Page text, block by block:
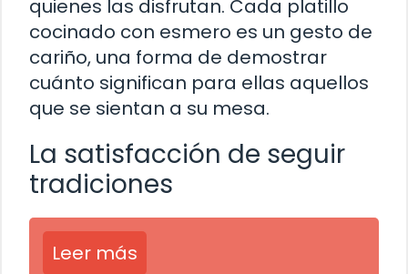
quienes las disfrutan. Cada platillo
cocinado con esmero es un gesto de
cariño, una forma de demostrar
cuánto significan para ellas aquellos
que se sientan a su mesa.
La satisfacción de seguir
tradiciones
Leer más